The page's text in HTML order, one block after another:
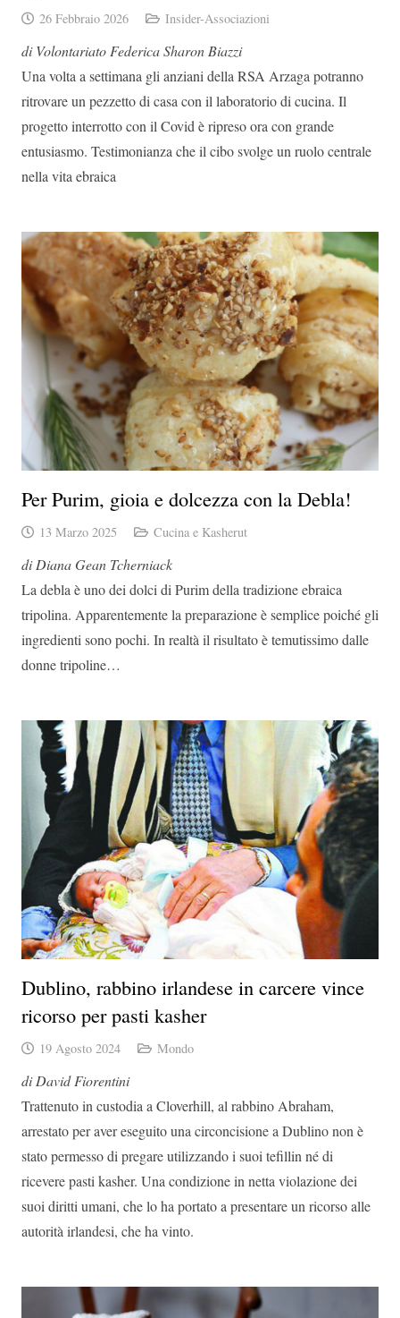
26 Febbraio 2026 Insider-Associazioni
di Volontariato Federica Sharon Biazzi
Una volta a settimana gli anziani della RSA Arzaga potranno
ritrovare un pezzetto di casa con il laboratorio di cucina. Il
progetto interrotto con il Covid è ripreso ora con grande
entusiasmo. Testimonianza che il cibo svolge un ruolo centrale
nella vita ebraica
Per Purim, gioia e dolcezza con la Debla!
13 Marzo 2025 Cucina e Kasherut
di Diana Gean Tcherniack
La debla è uno dei dolci di Purim della tradizione ebraica
tripolina. Apparentemente la preparazione è semplice poiché gli
ingredienti sono pochi. In realtà il risultato è temutissimo dalle
donne tripoline…
Dublino, rabbino irlandese in carcere vince
ricorso per pasti kasher
19 Agosto 2024 Mondo
di David Fiorentini
Trattenuto in custodia a Cloverhill, al rabbino Abraham,
arrestato per aver eseguito una circoncisione a Dublino non è
stato permesso di pregare utilizzando i suoi tefillin né di
ricevere pasti kasher. Una condizione in netta violazione dei
suoi diritti umani, che lo ha portato a presentare un ricorso alle
autorità irlandesi, che ha vinto.